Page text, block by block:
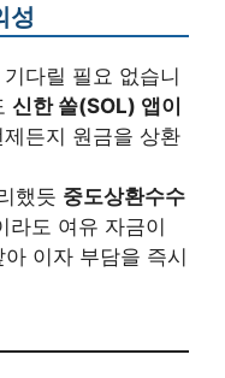
성
다릴 필요 없습니
신한 쏠(SOL) 앱이
든지 원금을 상환
했듯 중도상환수수
라도 여유 자금이
이자 부담을 즉시